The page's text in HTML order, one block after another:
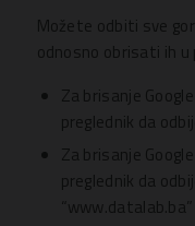
Možete odbiti sve
odnosno obrisati ih u
Za brisanje
preglednik da
Za brisanje
preglednik da
“www.datalab.ba”